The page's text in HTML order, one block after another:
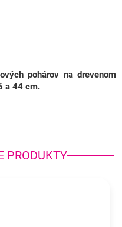
pohárov na drevenom
a 44 cm.
PRODUKTY